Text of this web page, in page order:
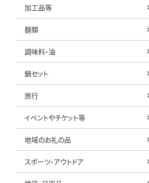
加工品等
麺類
調味料・油
鍋セット
旅行
イベントやチケット等
地域のお礼の品
スポーツ・アウトドア